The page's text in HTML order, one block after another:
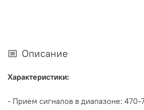
Описание
Характеристики:
- Прием сигналов в диапазоне: